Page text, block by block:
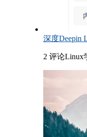
深度Deepin
2 评论Linux